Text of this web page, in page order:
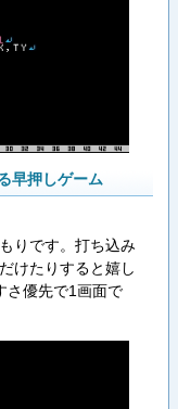
早押しゲーム
りです。打ち込み
けたりすると嬉し
さ優先で1画面で